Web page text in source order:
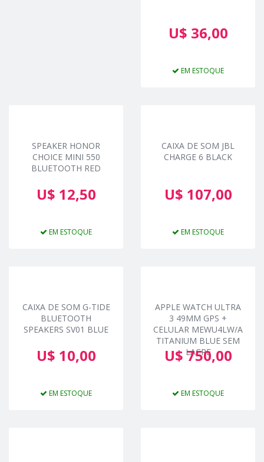
U$ 36,00
EM ESTOQUE
SPEAKER HONOR
CHOICE MINI 550
BLUETOOTH RED
U$ 12,50
EM ESTOQUE
CAIXA DE SOM JBL
CHARGE 6 BLACK
U$ 107,00
EM ESTOQUE
CAIXA DE SOM G-TIDE
BLUETOOTH
SPEAKERS SV01 BLUE
U$ 10,00
EM ESTOQUE
APPLE WATCH ULTRA
3 49MM GPS +
CELULAR MEWU4LW/A
TITANIUM BLUE SEM
LACRE
U$ 750,00
EM ESTOQUE